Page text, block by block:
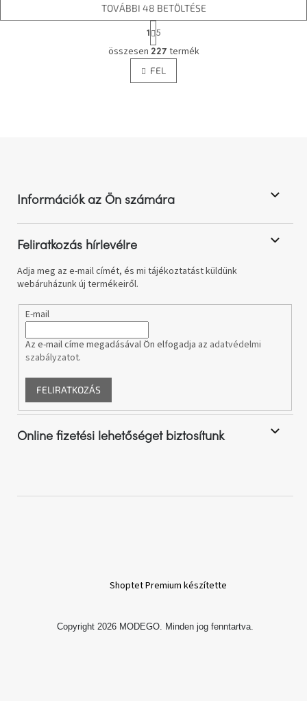
L
i
s
t
á
e
m
e
TOVÁBBI 48 BETÖLTÉSE
a
p
o
z
á
1
5
összesen 227termék
FEL
Információk az Ön számára
Feliratkozás hírlevélre
Adja meg az e-mail címét, és mi tájékoztatást küldünk
webáruházunk új termékeiről.
E-mail
Az e-mail címe megadásával Ön elfogadja az adatvédelmi
szabályzatot.
FELIRATKOZÁS
Online fizetési lehetőséget biztosítunk
Shoptet Premium készítette
Copyright 2026 MODEGO . Minden jog fenntartva.